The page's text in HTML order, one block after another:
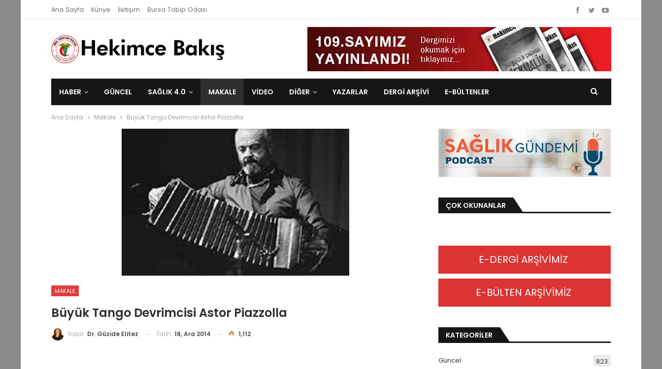
Ana Sayfa Künye İletişim Bursa Tabip Odası
HABER GÜNCEL SAĞLIK 4.0 MAKALE VIDEO DİĞER YAZARLAR DERGI ARŞIVI E-BÜLTENLER
Ana Sayfa Makale Büyük Tango Devrimcisi Astor Piazzolla
MAKALE
Büyük Tango Devrimcisi Astor Piazzolla
Yazar: Dr. Güzide Elitez Tarih: 18, Ara 2014 1,112
ÇOK OKUNANLAR
E-DERGİ ARŞİVİMİZ
E-BÜLTEN ARŞİVİMİZ
KATEGORİLER
Güncel 823